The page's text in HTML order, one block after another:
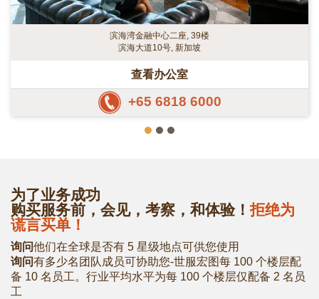
滨海湾金融中心二座, 39楼
滨海大道10号, 新加坡
查看办公室
+65 6818 6000
为了业务成功
购买服务前，会见，考察，和体验！拒绝为
谎言买单！
询问他们在全球是否有 5 星级地点可供您使用
询问有多少名团队成员可协助您-世服宏图每 100 个楼层配
备 10 名员工。行业平均水平为每 100 个楼层仅配备 2 名员
工